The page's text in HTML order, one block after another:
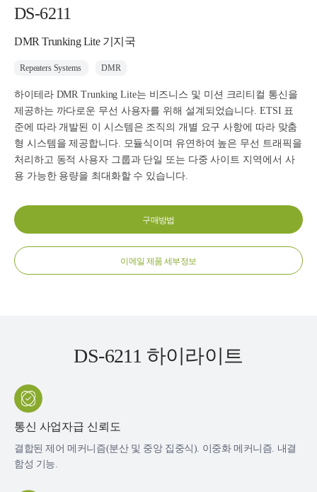
DS-6211
DMR Trunking Lite 기지국
Repeaters Systems DMR
하이테라 DMR Trunking Lite는 비즈니스 및 미션 크리티컬 통신을
제공하는 까다로운 무선 사용자를 위해 설계되었습니다. ETSI 표
준에 따라 개발된 이 시스템은 조직의 개별 요구 사항에 따라 맞춤
형 시스템을 제공합니다. 모듈식이며 유연하여 높은 무선 트래픽을
처리하고 동적 사용자 그룹과 단일 또는 다중 사이트 지역에서 사
용 가능한 용량을 최대화할 수 있습니다.
구매방법
이메일 제품 세부정보
DS-6211 하이라이트
통신 사업자급 신뢰도
결합된 제어 메커니즘(분산 및 중앙 집중식). 이중화 메커니즘. 내결
함성 기능.